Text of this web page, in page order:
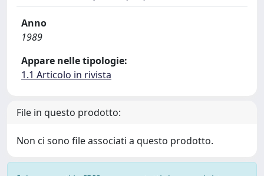
Anno
1989
Appare nelle tipologie:
1.1 Articolo in rivista
File in questo prodotto:
Non ci sono file associati a questo prodotto.